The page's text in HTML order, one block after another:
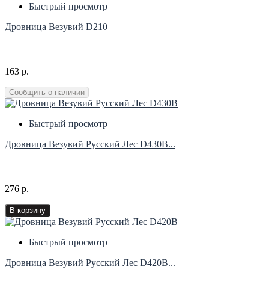
Быстрый просмотр
Дровница Везувий D210
163 р.
Сообщить о наличии
Быстрый просмотр
Дровница Везувий Русский Лес D430В...
276 р.
В корзину
Быстрый просмотр
Дровница Везувий Русский Лес D420В...